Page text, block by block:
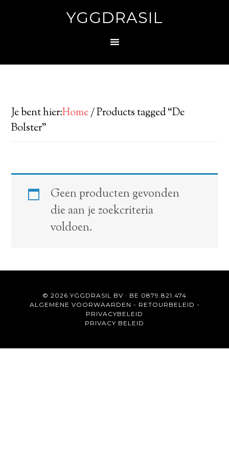
YGGDRASIL
Je bent hier:Home/Products tagged “De
Bolster”
Geen producten gevonden
die aan je zoekcriteria
voldoen.
© 2026 YGGDRASIL BV · BE 0879.821.474
ALGEMENE VOORWAARDEN - RETOURBELEID -
PRIVACYBELEID
PRIVACY BELEID